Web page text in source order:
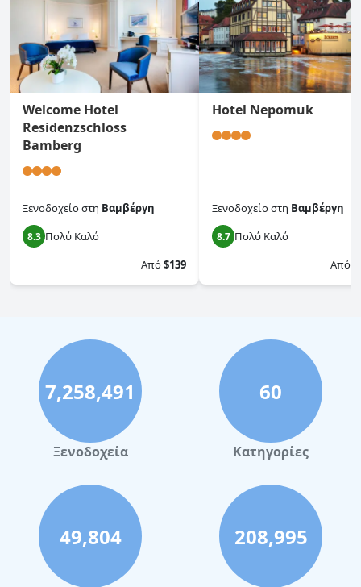
Welcome Hotel
Residenzschloss
Bamberg
Ξενοδοχείοστη Βαμβέργη
8.3 Πολύ Καλό
Από$139
Hotel Nepomuk
Ξενοδοχείοστη Βαμβέργη
8.7 Πολύ Καλό
Από
7,258,491
Ξενοδοχεία
60
Κατηγορίες
49,804 208,995